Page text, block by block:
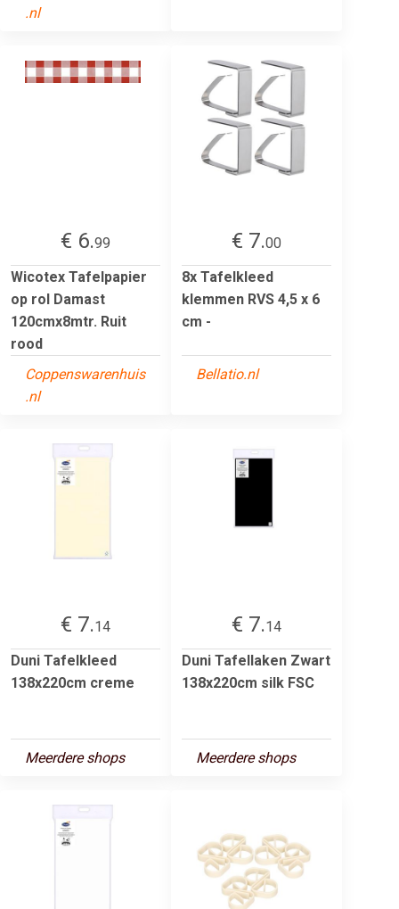
.nl
€ 6.99
Wicotex Tafelpapier
op rol Damast
120cmx8mtr. Ruit
rood
Coppenswarenhuis
.nl
€ 7.00
8x Tafelkleed
klemmen RVS 4,5 x 6
cm -
Bellatio.nl
€ 7.14
Duni Tafelkleed
138x220cm creme
Meerdere shops
€ 7.14
Duni Tafellaken Zwart
138x220cm silk FSC
Meerdere shops